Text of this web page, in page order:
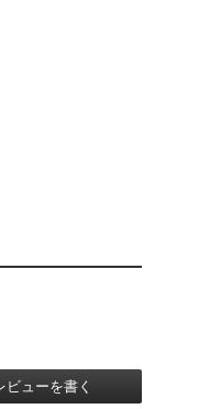
ビューを書く